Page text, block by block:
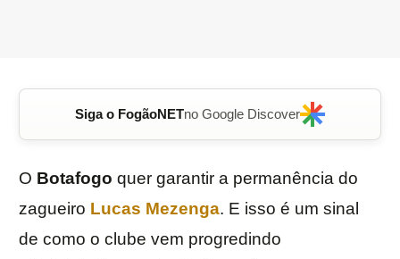
Siga o FogãoNETno Google Discover
O Botafogo quer garantir a permanência do
zagueiro Lucas Mezenga. E isso é um sinal
de como o clube vem progredindo